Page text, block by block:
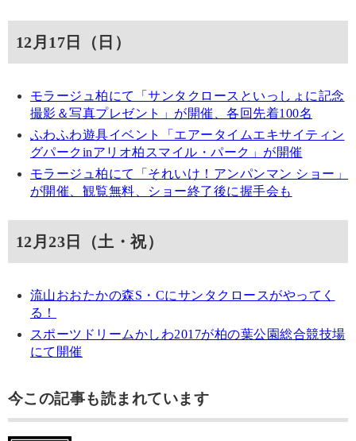
12月17日（日）
モラージュ柏にて「サンタクロースといっしょに記念
撮影＆写真プレゼント」が開催、各回先着100名
ふわふわ遊具イベント「エアータイムエキサイティン
グパークinアリオ柏スマイル・パーク」が開催
モラージュ柏にて「それいけ！アンパンマン ショー」
が開催、観覧無料、ショー終了後に握手会も
12月23日（土・祝）
流山おおたかの森S・Cにサンタクロースがやってく
る！
スポーツドリームかしわ2017が柏の葉公園総合競技場
にて開催
今この記事も読まれています